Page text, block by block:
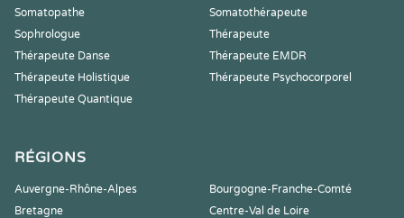
Somatopathe
Somatothérapeute
Sophrologue
Thérapeute
Thérapeute Danse
Thérapeute EMDR
Thérapeute Holistique
Thérapeute Psychocorporel
Thérapeute Quantique
RÉGIONS
Auvergne-Rhône-Alpes
Bourgogne-Franche-Comté
Bretagne
Centre-Val de Loire